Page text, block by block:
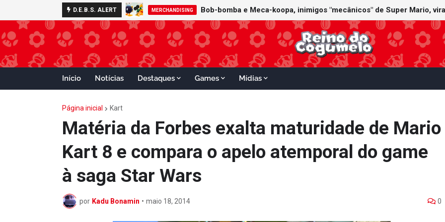
D.E.B.S. ALERT MERCHANDISING
FOOD
Início Notícias Destaques Games Mídias
Página inicial Kart
Matéria da Forbes exalta maturidade de Mario
Kart 8 e compara o apelo atemporal do game
à saga Star Wars
por Kadu Bonamin • maio 18, 2014 0